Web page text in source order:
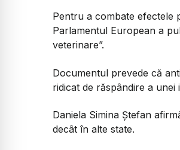
Pentru a combate efectele
Parlamentul European a
veterinare”.
Documentul prevede că
ridicat de răspândire a unei
Daniela Simina Ștefan
decât în alte state.